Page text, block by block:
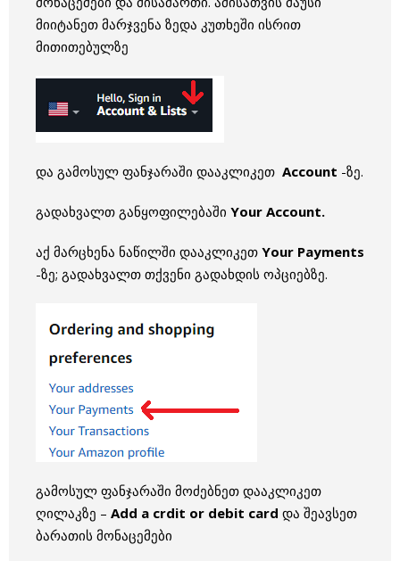
მიიტანეთ მარჯვენა ზედა კუთხეში ისრით
მითითებულზე
და გამოსულ ფანჯარაში დააკლიკეთ Account -ზე.
გადახვალთ განყოფილებაში Your Account.
აქ მარცხენა ნაწილში დააკლიკეთ Your Payments
-ზე; გადახვალთ თქვენი გადახდის ოპციებზე.
გამოსულ ფანჯარაში მოძებნეთ დააკლიკეთ
ღილაკზე – Add a crdit or debit card და შეავსეთ
ბარათის მონაცემები